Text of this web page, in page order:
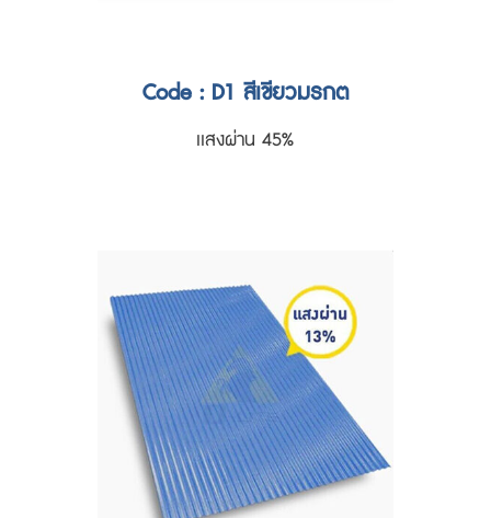
Code : D1 สีเขียวมรกต
เเสงผ่าน 45%